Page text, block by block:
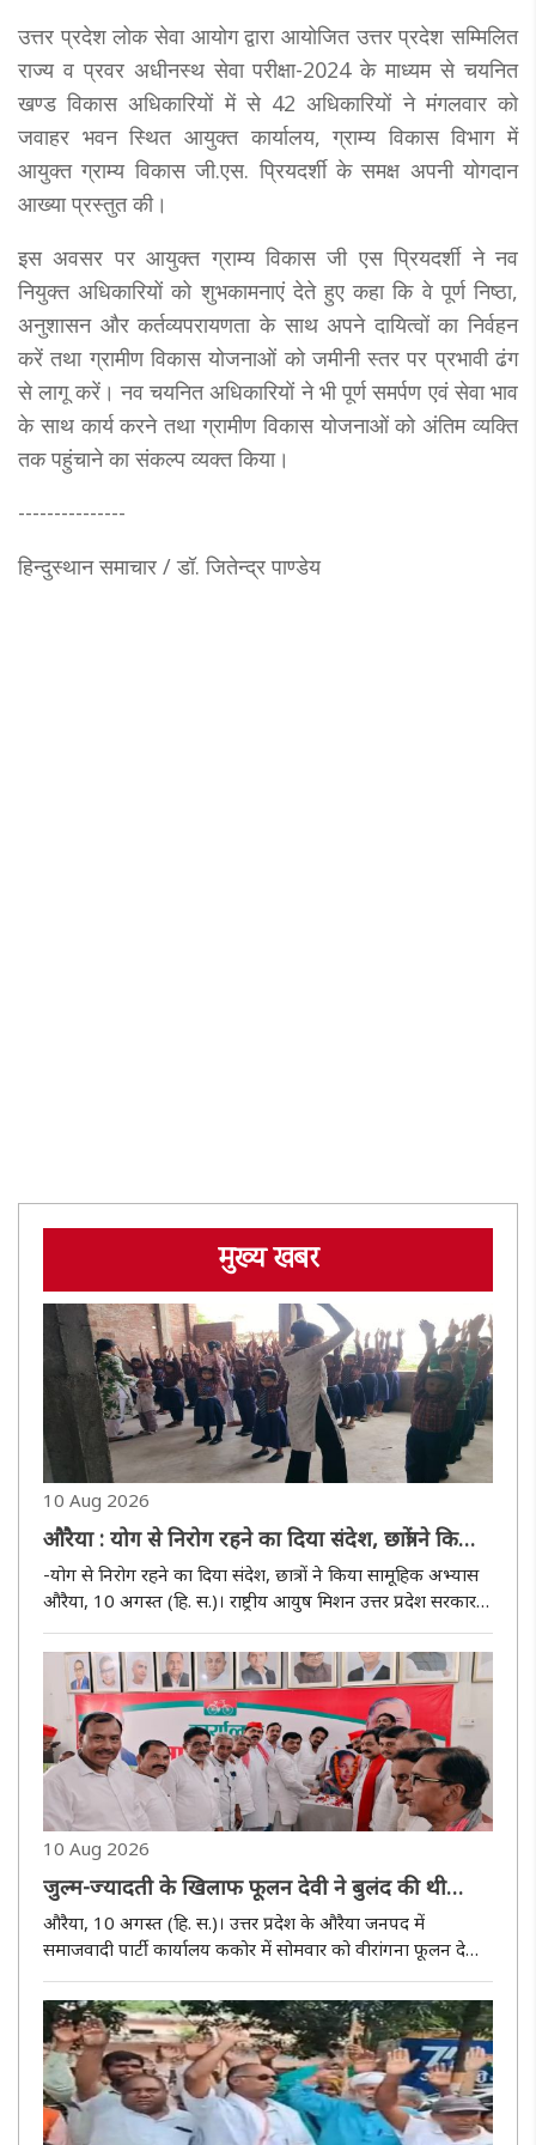
उत्तर प्रदेश लोक सेवा आयोग द्वारा आयोजित उत्तर प्रदेश सम्मिलित
राज्य व प्रवर अधीनस्थ सेवा परीक्षा-2024 के माध्यम से चयनित
खण्ड विकास अधिकारियों में से 42 अधिकारियों ने मंगलवार को
जवाहर भवन स्थित आयुक्त कार्यालय, ग्राम्य विकास विभाग में
आयुक्त ग्राम्य विकास जी.एस. प्रियदर्शी के समक्ष अपनी योगदान
आख्या प्रस्तुत की।
इस अवसर पर आयुक्त ग्राम्य विकास जी एस प्रियदर्शी ने नव
नियुक्त अधिकारियों को शुभकामनाएं देते हुए कहा कि वे पूर्ण निष्ठा,
अनुशासन और कर्तव्यपरायणता के साथ अपने दायित्वों का निर्वहन
करें तथा ग्रामीण विकास योजनाओं को जमीनी स्तर पर प्रभावी ढंग
से लागू करें। नव चयनित अधिकारियों ने भी पूर्ण समर्पण एवं सेवा भाव
के साथ कार्य करने तथा ग्रामीण विकास योजनाओं को अंतिम व्यक्ति
तक पहुंचाने का संकल्प व्यक्त किया।
---------------
हिन्दुस्थान समाचार / डॉ. जितेन्‍द्र पाण्डेय
मुख्य खबर
10 Aug 2026
औरैया : योग से निरोग रहने का दिया संदेश, छात्रों ने किया
सामूहिक अभ्यास
-योग से निरोग रहने का दिया संदेश, छात्रों ने किया सामूहिक अभ्यास
औरैया, 10 अगस्त (हि. स.)। राष्ट्रीय आयुष मिशन उत्तर प्रदेश सरकार
चिकित्सालय जनपद औरैया की ओर से सोमवार को कामदगिरि शिक्षा
निकेतन..
10 Aug 2026
जुल्म-ज्यादती के खिलाफ फूलन देवी ने बुलंद की थी
आवाज : सर्वेश बाबू गौतम
औरैया, 10 अगस्त (हि. स.)। उत्तर प्रदेश के औरैया जनपद में
समाजवादी पार्टी कार्यालय ककोर में सोमवार को वीरांगना फूलन देवी
अध्यक्षता समाजवादी पार्टी के जिलाध्यक्ष सर्वेश बाबू गौतम ने की,
जबकि ..